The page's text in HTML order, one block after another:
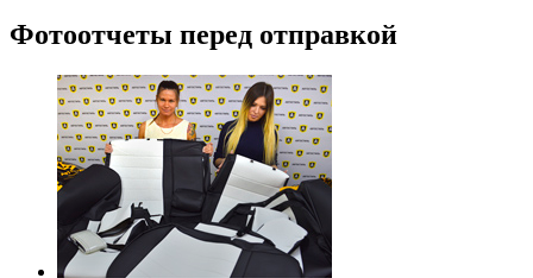
Фотоотчеты перед отправкой